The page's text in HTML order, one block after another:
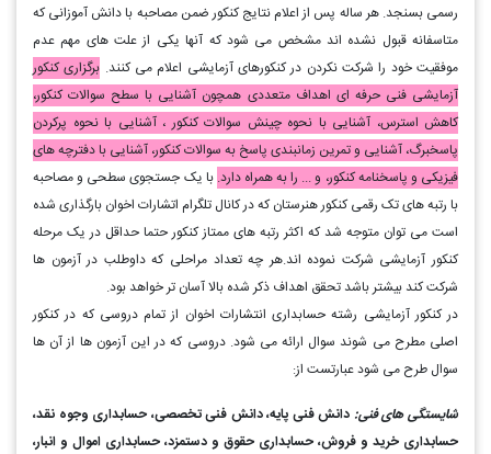
رسمی بسنجد. هر ساله پس از اعلام نتایج کنکور ضمن مصاحبه با دانش آموزانی که
متاسفانه قبول نشده اند مشخص می شود که آنها یکی از علت های مهم عدم
موفقیت خود را شرکت نکردن در کنکورهای آزمایشی اعلام می کنند. برگزاری کنکور
آزمایشی فنی حرفه ای اهداف متعددی همچون آشنایی با سطح سوالات کنکور،
کاهش استرس، آشنایی با نحوه چینش سوالات کنکور ، آشنایی با نحوه پرکردن
پاسخبرگ، آشنایی و تمرین زمانبندی پاسخ به سوالات کنکور، آشنایی با دفترچه های
فیزیکی و پاسخنامه کنکور، و ... را به همراه دارد. با یک جستجوی سطحی و مصاحبه
با رتبه های تک رقمی کنکور هنرستان که در کانال تلگرام اتشارات اخوان بارگذاری شده
است می توان متوجه شد که اکثر رتبه های ممتاز کنکور حتما حداقل در یک مرحله
کنکور آزمایشی شرکت نموده اند.هر چه تعداد مراحلی که داوطلب در آزمون ها
شرکت کند بیشتر باشد تحقق اهداف ذکر شده بالا آسان تر خواهد بود.
در کنکور آزمایشی رشته حسابداری انتشارات اخوان از تمام دروسی که در کنکور
اصلی مطرح می شوند سوال ارائه می شود. دروسی که در این آزمون ها از آن ها
سوال طرح می شود عبارتست از:
شایستگی های فنی: دانش فنی پایه، دانش فنی تخصصی، حسابداری وجوه نقد،
حسابداری خرید و فروش، حسابداری حقوق و دستمزد، حسابداری اموال و انبار،